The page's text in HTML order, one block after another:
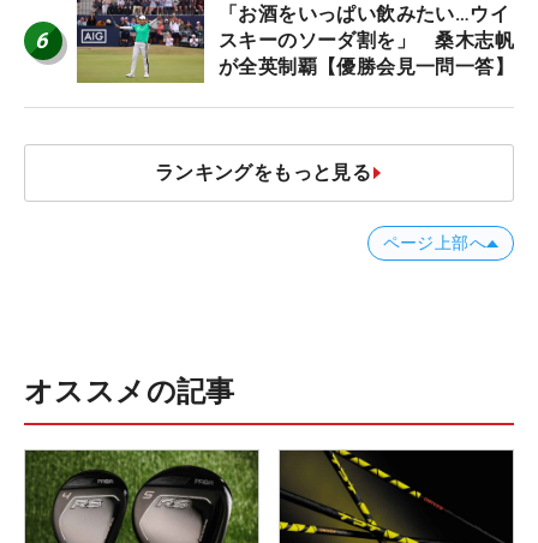
6
「お酒をいっぱい飲みたい…ウイ
スキーのソーダ割を」 桑木志帆
が全英制覇【優勝会見一問一答】
ランキングをもっと見る
ページ上部へ
オススメの記事